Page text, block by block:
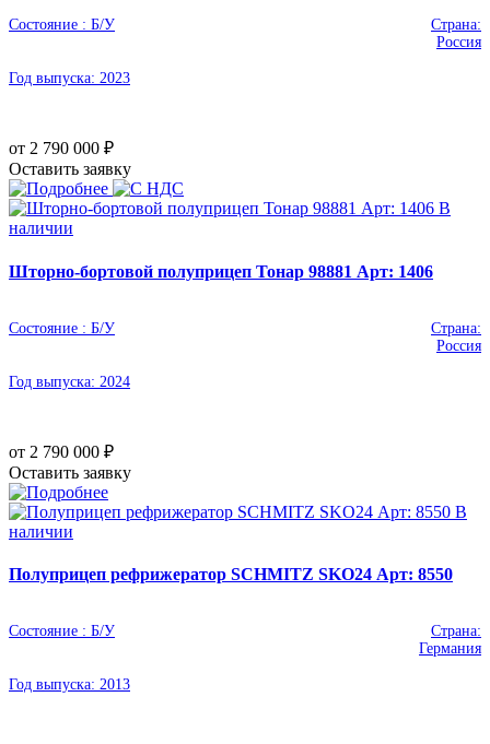
Состояние : Б/У
Страна:
Россия
Год выпуска: 2023
от 2 790 000 ₽
Оставить заявку
В
наличии
Шторно-бортовой полуприцеп Тонар 98881 Арт: 1406
Состояние : Б/У
Страна:
Россия
Год выпуска: 2024
от 2 790 000 ₽
Оставить заявку
В
наличии
Полуприцеп рефрижератор SCHMITZ SKO24 Арт: 8550
Состояние : Б/У
Страна:
Германия
Год выпуска: 2013